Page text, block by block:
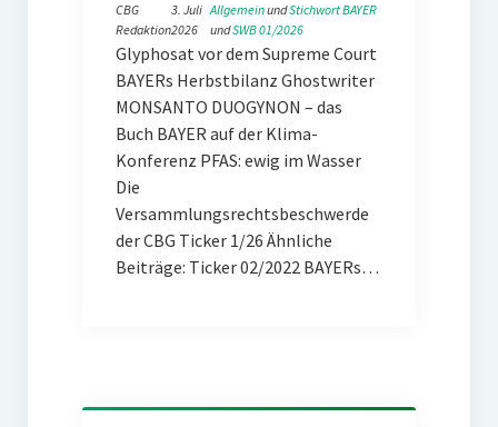
CBG
Redaktion
3. Juli
2026
Allgemein und Stichwort BAYER
und SWB 01/2026
Glyphosat vor dem Supreme Court
BAYERs Herbstbilanz Ghostwriter
MONSANTO DUOGYNON – das
Buch BAYER auf der Klima-
Konferenz PFAS: ewig im Wasser
Die
Versammlungsrechtsbeschwerde
der CBG Ticker 1/26 Ähnliche
Beiträge: Ticker 02/2022 BAYERs…